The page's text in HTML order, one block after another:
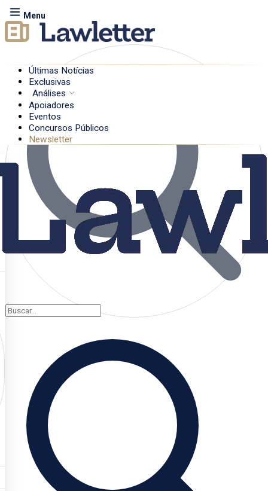
Menu
Últimas Notícias
Exclusivas
Análises
Apoiadores
Eventos
Concursos Públicos
Newsletter